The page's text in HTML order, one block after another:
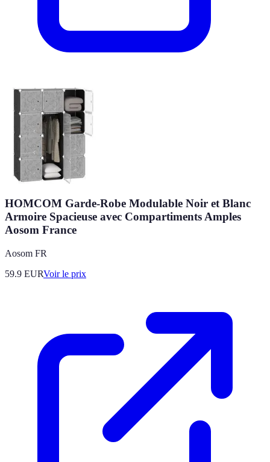
HOMCOM Garde-Robe Modulable Noir et Blanc
Armoire Spacieuse avec Compartiments Amples
Aosom France
Aosom FR
59.9 EURVoir le prix